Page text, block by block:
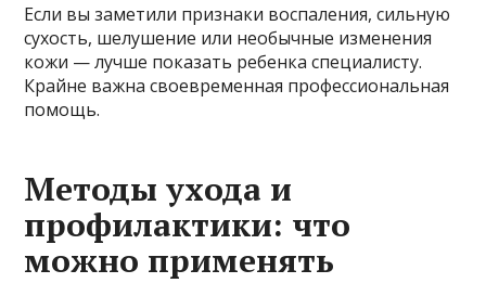
Если вы заметили признаки воспаления, сильную
сухость, шелушение или необычные изменения
кожи — лучше показать ребенка специалисту.
Крайне важна своевременная профессиональная
помощь.
Методы ухода и
профилактики: что
можно применять